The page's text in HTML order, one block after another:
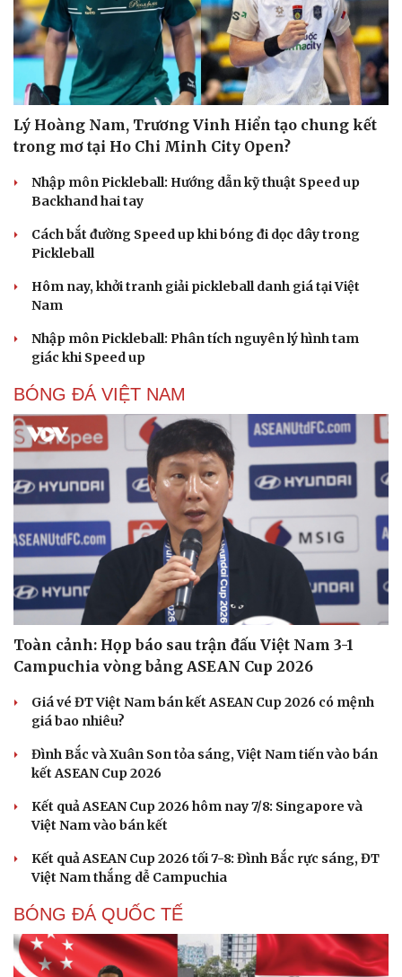
Lý Hoàng Nam, Trương Vinh Hiển tạo chung kết
trong mơ tại Ho Chi Minh City Open?
Nhập môn Pickleball: Hướng dẫn kỹ thuật Speed up
Backhand hai tay
Cách bắt đường Speed up khi bóng đi dọc dây trong
Pickleball
Hôm nay, khởi tranh giải pickleball danh giá tại Việt
Nam
Nhập môn Pickleball: Phân tích nguyên lý hình tam
giác khi Speed up
BÓNG ĐÁ VIỆT NAM
Toàn cảnh: Họp báo sau trận đấu Việt Nam 3-1
Campuchia vòng bảng ASEAN Cup 2026
Giá vé ĐT Việt Nam bán kết ASEAN Cup 2026 có mệnh
giá bao nhiêu?
Đình Bắc và Xuân Son tỏa sáng, Việt Nam tiến vào bán
kết ASEAN Cup 2026
Kết quả ASEAN Cup 2026 hôm nay 7/8: Singapore và
Việt Nam vào bán kết
Kết quả ASEAN Cup 2026 tối 7-8: Đình Bắc rực sáng, ĐT
Việt Nam thắng dễ Campuchia
BÓNG ĐÁ QUỐC TẾ